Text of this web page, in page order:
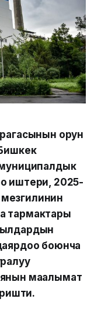
орун
иштери, 2025-
тармактары
боюнча
маалымат